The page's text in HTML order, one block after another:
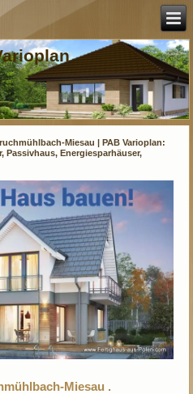
Miesau | PAB Varioplan:
Passivhaus, Energiesparhäuser,
Miesau .